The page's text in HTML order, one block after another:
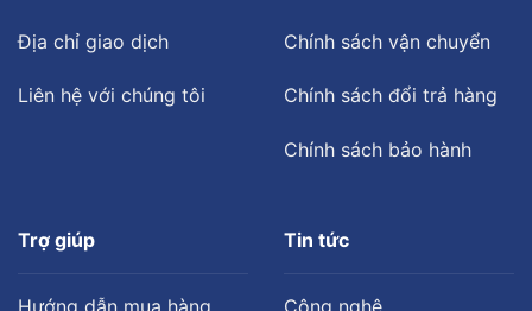
Địa chỉ giao dịch
Liên hệ với chúng tôi
Chính sách vận chuyển
Chính sách đổi trả hàng
Chính sách bảo hành
Trợ giúp Tin tức